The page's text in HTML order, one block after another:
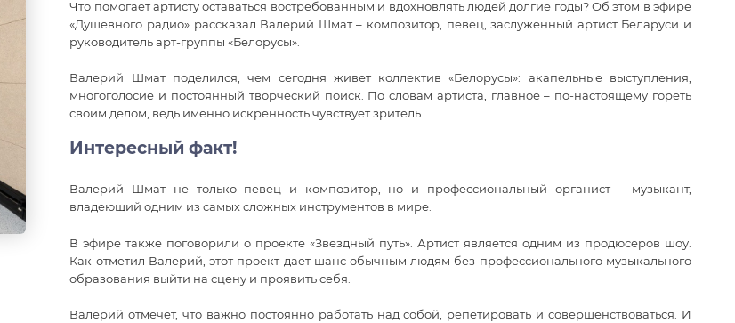
Что помогает артисту оставаться востребованным и вдохновлять людей долгие годы? Об этом в эфире
«Душевного радио» рассказал Валерий Шмат – композитор, певец, заслуженный артист Беларуси и
руководитель арт-группы «Белорусы».
Валерий Шмат поделился, чем сегодня живет коллектив «Белорусы»: акапельные выступления,
многоголосие и постоянный творческий поиск. По словам артиста, главное – по-настоящему гореть
своим делом, ведь именно искренность чувствует зритель.
Интересный факт!
Валерий Шмат не только певец и композитор, но и профессиональный органист – музыкант,
владеющий одним из самых сложных инструментов в мире.
В эфире также поговорили о проекте «Звездный путь». Артист является одним из продюсеров шоу.
Как отметил Валерий, этот проект дает шанс обычным людям без профессионального музыкального
образования выйти на сцену и проявить себя.
Валерий отмечет, что важно постоянно работать над собой, репетировать и совершенствоваться. И